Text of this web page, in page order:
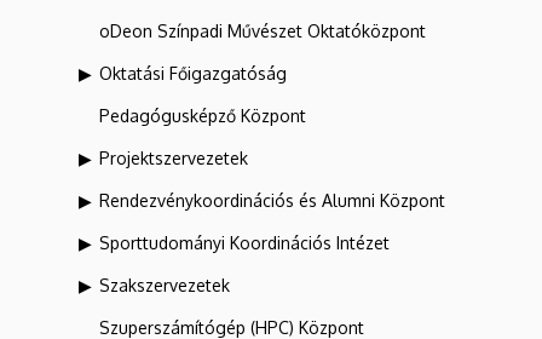
oDeon Színpadi Művészet Oktatóközpont
Oktatási Főigazgatóság
Pedagógusképző Központ
Projektszervezetek
Rendezvénykoordinációs és Alumni Központ
Sporttudományi Koordinációs Intézet
Szakszervezetek
Szuperszámítógép (HPC) Központ